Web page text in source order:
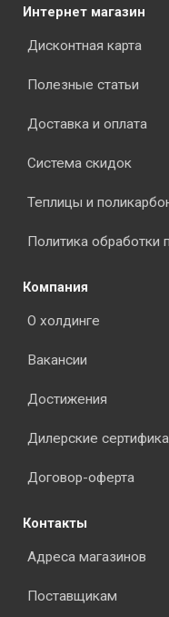
Интернет магазин
Дисконтная карта
Полезные статьи
Доставка и оплата
Система скидок
Теплицы и
Политика обработки
Компания
О холдинге
Вакансии
Достижения
Дилерские
Договор-оферта
Контакты
Адреса магазинов
Поставщикам